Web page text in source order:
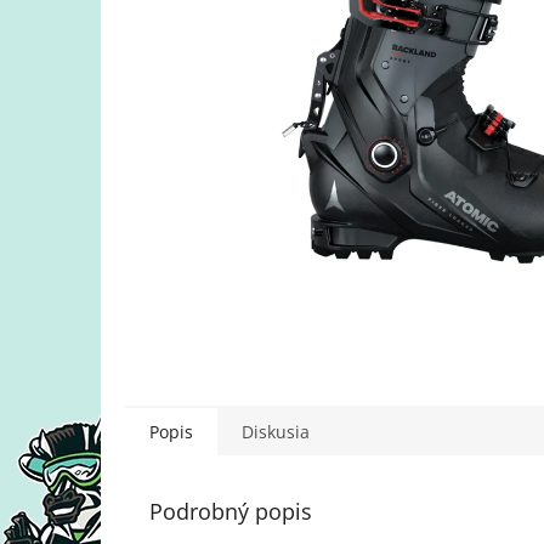
Popis Diskusia
Podrobný popis